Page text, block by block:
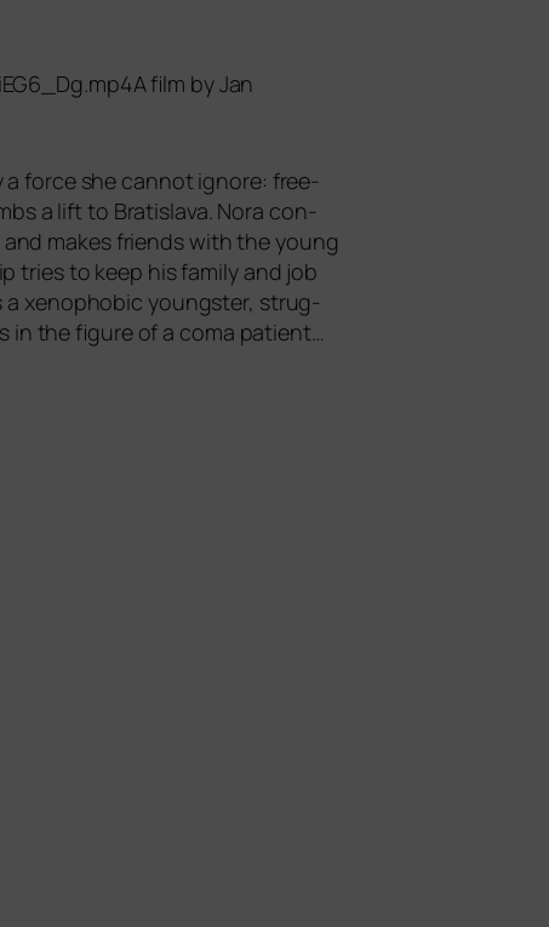
film by Jan
a force she can­not igno­re: free­
a lift to Bratislava. Nora con­
makes fri­ends with the young
tri­es to keep his fami­ly and job
a xeno­pho­bic youngs­ter, strug­
in the figu­re of a coma pati­ent…